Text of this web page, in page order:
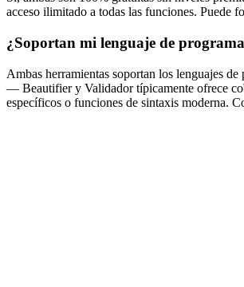
acceso ilimitado a todas las funciones. Puede
¿Soportan mi lenguaje de
Ambas herramientas soportan los lenguajes
— Beautifier y Validador típicamente ofrece
específicos o funciones de sintaxis moderna.